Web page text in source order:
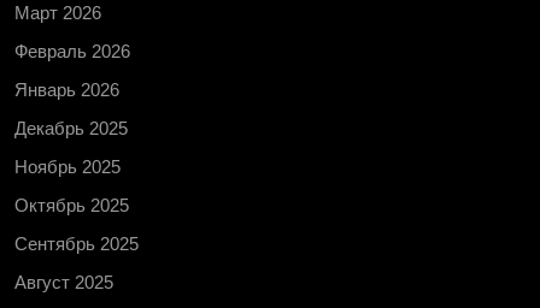
Март 2026
Февраль 2026
Январь 2026
Декабрь 2025
Ноябрь 2025
Октябрь 2025
Сентябрь 2025
Август 2025